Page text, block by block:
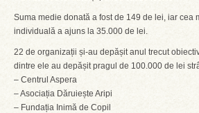
Suma medie donată a fost de 149 de lei, iar cea
individuală a ajuns la 35.000 de lei.
22 de organizații și-au depășit anul trecut
dintre ele au depășit pragul de 100.000 de lei
– Centrul Aspera
– Asociația Dăruiește Aripi
– Fundația Inimă de Copil